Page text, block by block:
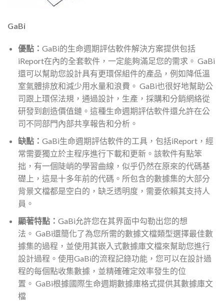
GaBi
優點： GaBi的生命週期評估軟件解決方案提供包括
iReport在內的全套軟件，一定能夠滿足您的需求。 GaBi
還可以幫助您設計具有更環保組件的產品，例如降低溫
室氣體排放和減少用水量和浪費。 GaBi也很好地幫助公
司跟上環保法規，通過設計，生產，採購和分銷網絡從
研發到創造價值鏈。這種生命週期評估軟件還允許在公
司不同部門內部共享報告和分析。
缺點： GaBi生命週期評估軟件的工具，包括iReport，經
常需要獨立於主程序進行下載和更新。該軟件有點笨
拙，有一個陡峭的學習曲線，似乎仍然在原來的代碼基
礎上，這是十多年前的代碼。所包含的數據集的大部分
背景文檔都是空白的，缺乏透明度，需要依賴其支持人
員。
顯著特點： GaBi允許您在其界面中勾勒出您的想
法。 GaBi還簡化了為您所需的數據文檔類型選擇最佳數
據集的過程，並使用其嵌入式數據庫文檔來幫助您進行
設計過程。使用GaBi的流程記錄功能，您可以在設計過
程的每個點收集數據，並精確確定效率發生的位
置。 GaBi根據國際生命週期數據庫格式提供其數據庫文
檔